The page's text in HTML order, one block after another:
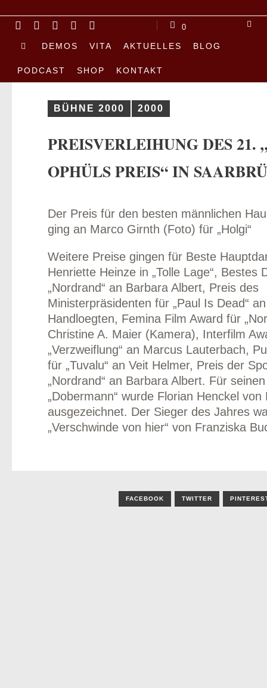
0
DEMOS VITA AKTUELLES BLOG
PODCAST SHOP KONTAKT
BÜHNE 2000 2000
PREISVERLEIHUNG DES 21.
OPHÜLS PREIS“ IN
Der Preis für den besten männlichen
ging an Marco Girnth (Foto) für „Holgi“
Weitere Preise gingen für Beste
Henriette Heinze in „Tolle Lage“, Bestes
„Nordrand“ an Barbara Albert, Preis des
Ministerpräsidenten für „Paul Is Dead“
Handloegten, Femina Film Award für
Christine A. Maier (Kamera), Interfilm
„Verzweiflung“ an Marcus Lauterbach,
für „Tuvalu“ an Veit Helmer, Preis der
„Nordrand“ an Barbara Albert. Für
„Dobermann“ wurde Florian Henckel
ausgezeichnet. Der Sieger des Jahres
„Verschwinde von hier“ von Franziska
FACEBOOK TWITTER